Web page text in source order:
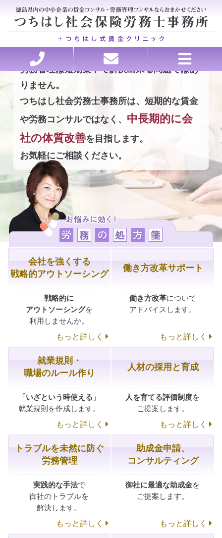
会社を強くする戦略的アウトソーシング
働き方改革サポート
就業規則・職場のルール作り
人材の採用と育成
トラブルを未然に防ぐ労務管理
助成金申請、コンサルティング
賃金・退職金設計コンサルティング
医療・介護特化型コンサルティング、各種申請
労務管理は短期集中で解決出来る問題ではあ
りません。
つちはし社会労務士事務所は、 短期的な賃金
や労務コンサルではなく、 中長期的に会
社の体質改善を目指します。
お気軽にご相談ください。
会社を強くする
戦略的アウトソーシング
戦略的に
アウトソーシングを
利用しませんか。
もっと詳しく
働き方改革サポート
働き方改革について
アドバイスします。
もっと詳しく
就業規則・
職場のルール作り
「いざという時使える」
就業規則を作成します。
もっと詳しく
人材の採用と育成
人を育てる評価制度を
ご提案します。
もっと詳しく
トラブルを未然に防ぐ
労務管理
実践的な手法で
御社の トラブルを
解決します。
もっと詳しく
助成金申請、
コンサルティング
御社に最適な助成金を
ご提案します。
もっと詳しく